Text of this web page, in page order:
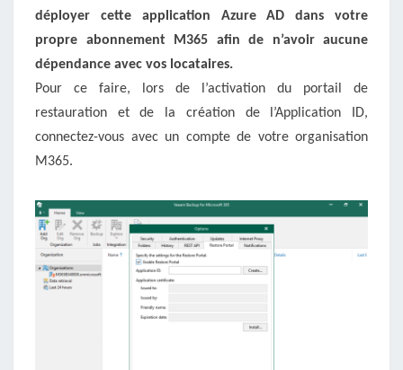
déployer cette application Azure AD dans votre
propre abonnement M365 afin de n’avoir aucune
dépendance avec vos locataires.
Pour ce faire, lors de l’activation du portail de
restauration et de la création de l’Application ID,
connectez-vous avec un compte de votre organisation
M365.